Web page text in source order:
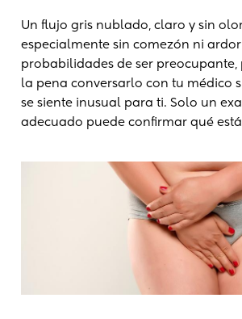
Un flujo gris nublado, claro y sin
especialmente sin comezón ni
probabilidades de ser
la pena conversarlo con tu médico
se siente inusual para ti. Solo un
adecuado puede confirmar qué